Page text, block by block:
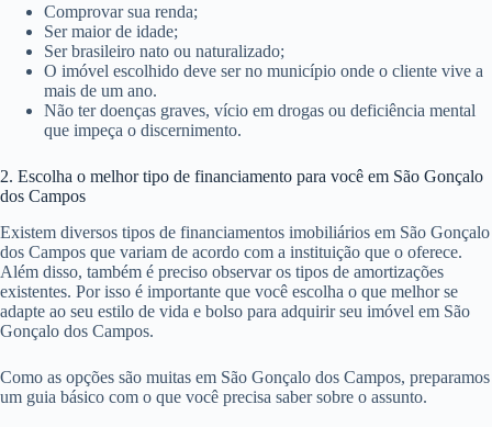
Comprovar sua renda;
Ser maior de idade;
Ser brasileiro nato ou naturalizado;
O imóvel escolhido deve ser no município onde o cliente vive a
mais de um ano.
Não ter doenças graves, vício em drogas ou deficiência mental
que impeça o discernimento.
2. Escolha o melhor tipo de financiamento para você em São Gonçalo
dos Campos
Existem diversos tipos de financiamentos imobiliários em São Gonçalo
dos Campos que variam de acordo com a instituição que o oferece.
Além disso, também é preciso observar os tipos de amortizações
existentes. Por isso é importante que você escolha o que melhor se
adapte ao seu estilo de vida e bolso para adquirir seu imóvel em São
Gonçalo dos Campos.
Como as opções são muitas em São Gonçalo dos Campos, preparamos
um guia básico com o que você precisa saber sobre o assunto.